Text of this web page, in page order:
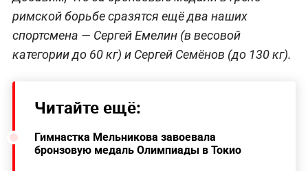
римской борьбе сразятся ещё два наших
спортсмена — Сергей Емелин (в весовой
категории до 60 кг) и Сергей Семёнов (до 130 кг).
Читайте ещё:
Гимнастка Мельникова завоевала
бронзовую медаль Олимпиады в Токио